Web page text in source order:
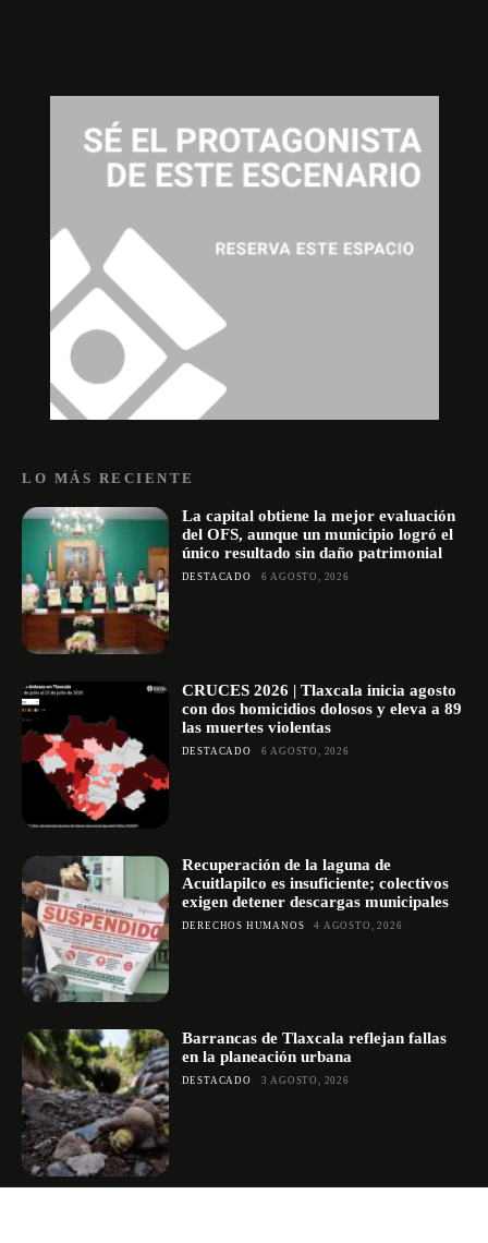
LO MÁS RECIENTE
La capital obtiene la mejor evaluación
del OFS, aunque un municipio logró el
único resultado sin daño patrimonial
DESTACADO 6 AGOSTO, 2026
CRUCES 2026 | Tlaxcala inicia agosto
con dos homicidios dolosos y eleva a 89
las muertes violentas
DESTACADO 6 AGOSTO, 2026
Recuperación de la laguna de
Acuitlapilco es insuficiente; colectivos
exigen detener descargas municipales
DERECHOS HUMANOS 4 AGOSTO, 2026
Barrancas de Tlaxcala reflejan fallas
en la planeación urbana
DESTACADO 3 AGOSTO, 2026